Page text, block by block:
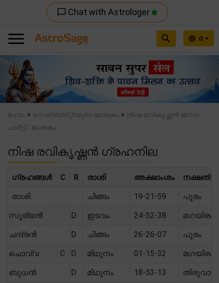
chat_bubble_outline Chat with Astrologer
language മ
search
Previous
ഹോം » സെലിബ്രിറ്റിയുടെ ജാതകം » നിഷ രവികൃഷ്ണൻ ജനന
ചാർട്ട് / ജാതകം
നിഷ രവികൃഷ്ണൻ ഗ്രഹനില
ഗ്രഹങ്ങൾ C R രാശി അക്ഷാംശം നക്ഷത്രം
രാശി ചിങ്ങം 19-21-59 പൂരം
സൂര്യൻ D ഇടവം 24-52-38 മഗയിരം
ചന്ദ്രൻ D ചിങ്ങം 26-26-07 പൂരം
ചൊവ്വ C D മിഥുനം 01-15-32 മഗയിരം
ബുധൻ D മിഥുനം 18-53-13